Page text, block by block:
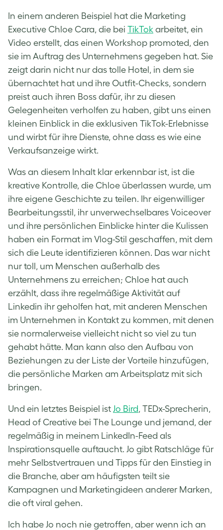
In einem anderen Beispiel hat die Marketing
Executive Chloe Cara, die bei TikTok arbeitet, ein
Video erstellt, das einen Workshop promoted, den
sie im Auftrag des Unternehmens gegeben hat. Sie
zeigt darin nicht nur das tolle Hotel, in dem sie
übernachtet hat und ihre Outfit-Checks, sondern
preist auch ihren Boss dafür, ihr zu diesen
Gelegenheiten verholfen zu haben, gibt uns einen
kleinen Einblick in die exklusiven TikTok-Erlebnisse
und wirbt für ihre Dienste, ohne dass es wie eine
Verkaufsanzeige wirkt.
Was an diesem Inhalt klar erkennbar ist, ist die
kreative Kontrolle, die Chloe überlassen wurde, um
ihre eigene Geschichte zu teilen. Ihr eigenwilliger
Bearbeitungsstil, ihr unverwechselbares Voiceover
und ihre persönlichen Einblicke hinter die Kulissen
haben ein Format im Vlog-Stil geschaffen, mit dem
sich die Leute identifizieren können. Das war nicht
nur toll, um Menschen außerhalb des
Unternehmens zu erreichen; Chloe hat auch
erzählt, dass ihre regelmäßige Aktivität auf
Linkedin ihr geholfen hat, mit anderen Menschen
im Unternehmen in Kontakt zu kommen, mit denen
sie normalerweise vielleicht nicht so viel zu tun
gehabt hätte. Man kann also den Aufbau von
Beziehungen zu der Liste der Vorteile hinzufügen,
die persönliche Marken am Arbeitsplatz mit sich
bringen.
Und ein letztes Beispiel ist Jo Bird, TEDx-Sprecherin,
Head of Creative bei The Lounge und jemand, der
regelmäßig in meinem LinkedIn-Feed als
Inspirationsquelle auftaucht. Jo gibt Ratschläge für
mehr Selbstvertrauen und Tipps für den Einstieg in
die Branche, aber am häufigsten teilt sie
Kampagnen und Marketingideen anderer Marken,
die oft viral gehen.
Ich habe Jo noch nie getroffen, aber wenn ich an